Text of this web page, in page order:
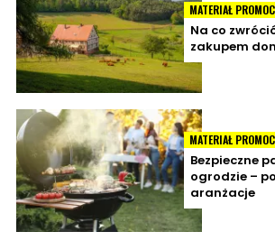
MATERIAŁ
Na co
zakupem
MATERIAŁ
Bezpieczne
ogrodzie –
aranżacje